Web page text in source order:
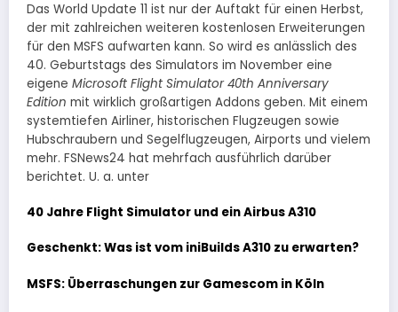
Das World Update 11 ist nur der Auftakt für einen Herbst,
der mit zahlreichen weiteren kostenlosen Erweiterungen
für den MSFS aufwarten kann. So wird es anlässlich des
40. Geburtstags des Simulators im November eine
eigene Microsoft Flight Simulator 40th Anniversary
Edition mit wirklich großartigen Addons geben. Mit einem
systemtiefen Airliner, historischen Flugzeugen sowie
Hubschraubern und Segelflugzeugen, Airports und vielem
mehr. FSNews24 hat mehrfach ausführlich darüber
berichtet. U. a. unter
40 Jahre Flight Simulator und ein Airbus A310
Geschenkt: Was ist vom iniBuilds A310 zu erwarten?
MSFS: Überraschungen zur Gamescom in Köln